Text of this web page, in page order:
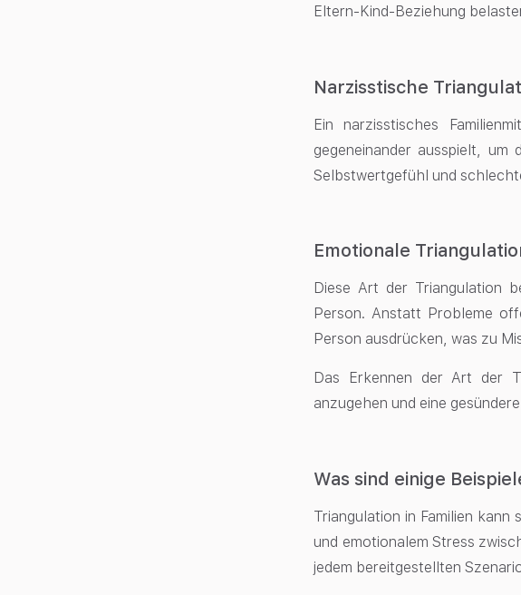
Eltern-Kind-Beziehung
Narzisstische
Ein narzisstisches
gegeneinander ausspielt,
Selbstwertgefühl und
Emotionale
Diese Art der Triangulation
Person. Anstatt Probleme
Person ausdrücken, was zu
Das Erkennen der Art der
anzugehen und eine
Was sind einige
Triangulation in Familien
und emotionalem Stress
jedem bereitgestellten